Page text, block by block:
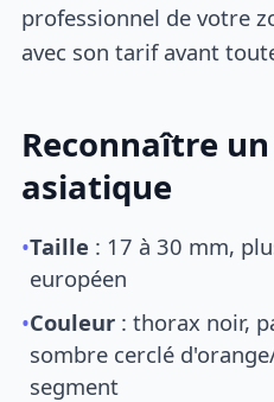
professionnel de votre
avec son tarif avant
Reconnaître
asiatique
•Taille : 17 à 30 mm,
européen
•Couleur : thorax noir,
sombre cerclé
segment